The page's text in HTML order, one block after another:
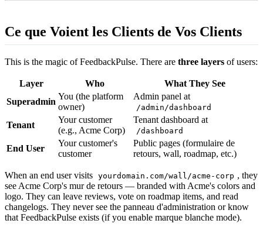
Ce que Voient les Clients de Vos Clients
This is the magic of FeedbackPulse. There are three layers of users:
Layer Who
What They See
Superadmin
You (the platform
owner)
Admin panel at
/admin/dashboard
Tenant
Your customer
(e.g., Acme Corp)
Tenant dashboard at
/dashboard
End User
Your customer's
customer
Public pages (formulaire de
retours, wall, roadmap, etc.)
When an end user visits yourdomain.com/wall/acme-corp , they
see Acme Corp's mur de retours — branded with Acme's colors and
logo. They can leave reviews, vote on roadmap items, and read
changelogs. They never see the panneau d'administration or know
that FeedbackPulse exists (if you enable marque blanche mode).